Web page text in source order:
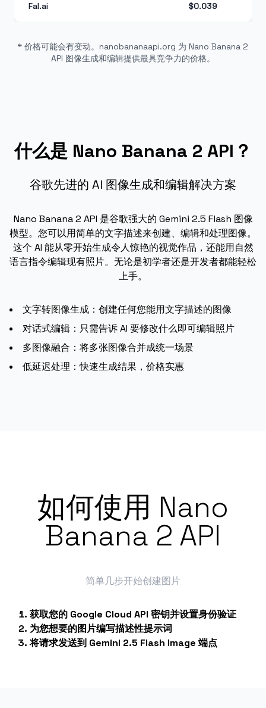
Fal.ai $0.039
* 价格可能会有变动。nanobananaapi.org 为 Nano Banana 2
API 图像生成和编辑提供最具竞争力的价格。
什么是 Nano Banana 2 API？
谷歌先进的 AI 图像生成和编辑解决方案
Nano Banana 2 API 是谷歌强大的 Gemini 2.5 Flash 图像
模型。您可以用简单的文字描述来创建、编辑和处理图像。
这个 AI 能从零开始生成令人惊艳的视觉作品，还能用自然
语言指令编辑现有照片。无论是初学者还是开发者都能轻松
上手。
文字转图像生成：创建任何您能用文字描述的图像
对话式编辑：只需告诉 AI 要修改什么即可编辑照片
多图像融合：将多张图像合并成统一场景
低延迟处理：快速生成结果，价格实惠
如何使用 Nano
Banana 2 API
简单几步开始创建图片
获取您的 Google Cloud API 密钥并设置身份验证
为您想要的图片编写描述性提示词
将请求发送到 Gemini 2.5 Flash Image 端点